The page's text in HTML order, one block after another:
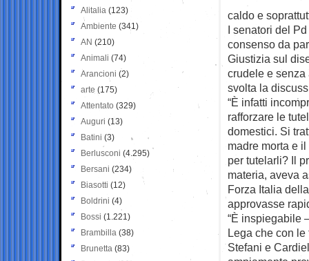
caldo e
I senatori del
consenso da
Giustizia sul
crudele e senza
svolta la
“È infatti
rafforzare le
domestici. Si
madre morta e
per tutelarli? Il
materia, aveva
Forza Italia
approvasse
“È inspiegabile
Lega che con
Stefani e
Alitalia (123)
Ambiente (341)
AN (210)
Animali (74)
Arancioni (2)
arte (175)
Attentato (329)
Auguri (13)
Batini (3)
Berlusconi (4.295)
Bersani (234)
Biasotti (12)
Boldrini (4)
Bossi (1.221)
Brambilla (38)
Brunetta (83)